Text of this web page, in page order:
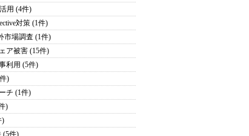
用 (4件)
対策 (1件)
市場調査 (1件)
ア被害 (15件)
利用 (5件)
)
チ (1件)
)
)
(5件)